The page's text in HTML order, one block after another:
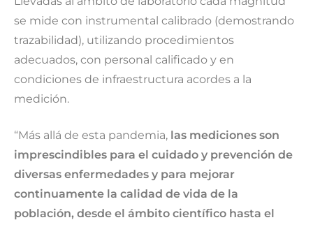
se mide con instrumental calibrado (demostrando
trazabilidad), utilizando procedimientos
adecuados, con personal calificado y en
condiciones de infraestructura acordes a la
medición.
“Más allá de esta pandemia, las mediciones son
imprescindibles para el cuidado y prevención de
diversas enfermedades y para mejorar
continuamente la calidad de vida de la
población, desde el ámbito científico hasta el